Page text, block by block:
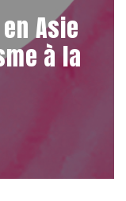
Asie
à la